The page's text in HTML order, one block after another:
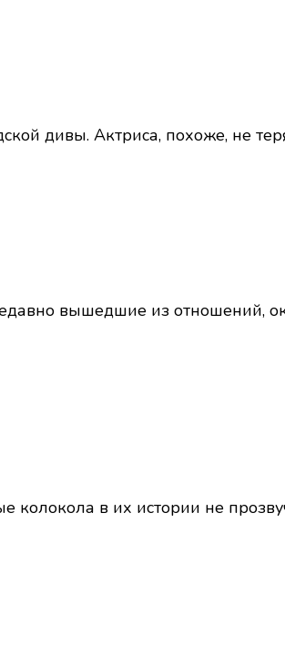
дивы. Актриса, похоже, не
вышедшие из отношений,
в их истории не